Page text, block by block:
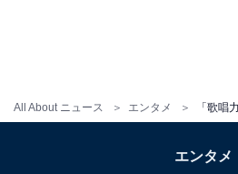
All About ニュース エンタメ
エンタメ